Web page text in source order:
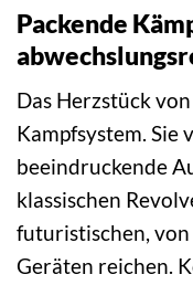
Packende
Das Herzstück
Kampfsystem. Sie
beeindruckende
klassischen
futuristischen,
Geräten reichen.